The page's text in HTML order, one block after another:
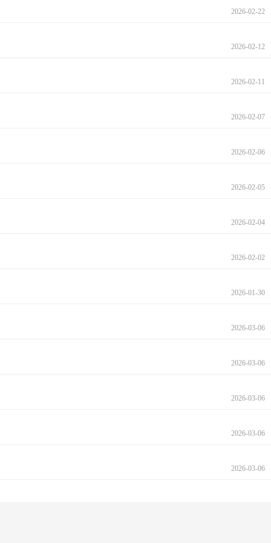
2026-02-22
2026-02-12
2026-02-11
2026-02-07
2026-02-06
2026-02-05
2026-02-04
2026-02-02
2026-01-30
2026-03-06
2026-03-06
2026-03-06
2026-03-06
2026-03-06